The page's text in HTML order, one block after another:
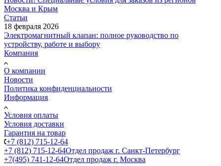
Москва и Крым
Статьи
18 февраля 2026
Электромагнитный клапан: полное руководство по
устройству, работе и выбору
Компания
О компании
Новости
Политика конфиденциальности
Информация
Условия оплаты
Условия доставки
Гарантия на товар
+7 (812) 715-12-64
+7 (812) 715-12-64Отдел продаж г. Санкт-Петербург
+7(495) 741-12-64Отдел продаж г. Москва